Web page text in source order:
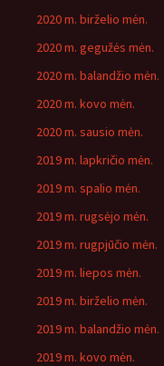
2020 m. birželio mėn.
2020 m. gegužės mėn.
2020 m. balandžio mėn.
2020 m. kovo mėn.
2020 m. sausio mėn.
2019 m. lapkričio mėn.
2019 m. spalio mėn.
2019 m. rugsėjo mėn.
2019 m. rugpjūčio mėn.
2019 m. liepos mėn.
2019 m. birželio mėn.
2019 m. balandžio mėn.
2019 m. kovo mėn.